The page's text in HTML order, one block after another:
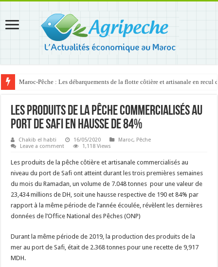
Maroc-Pêche : Les débarquements de la flotte côtière et artisanale en recul
Les produits de la pêche commercialisés au
port de Safi en hausse de 84%
Chakib el habti 16/05/2020 Maroc, Pêche
Leave a comment
1,118 Views
Les produits de la pêche côtière et artisanale commercialisés au
niveau du port de Safi ont atteint durant les trois premières semaines
du mois du Ramadan, un volume de 7.048 tonnes pour une valeur de
23,434 millions de DH, soit une hausse respective de 190 et 84% par
rapport à la même période de l’année écoulée, révèlent les dernières
données de l’Office National des Pêches (ONP)
Durant la même période de 2019, la production des produits de la
mer au port de Safi, était de 2.368 tonnes pour une recette de 9,917
MDH.